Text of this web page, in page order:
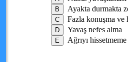
Ayakta durmakta
Fazla konuşma ve
Yavaş nefes alma
Ağrıyı hissetmeme